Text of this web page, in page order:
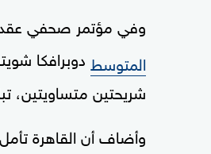
وفي مؤتمر صحفي عقد
المتوسط دوبرافكا
شريحتين متساويتين، تبلغ ‌كل
وأضاف أن القاهرة